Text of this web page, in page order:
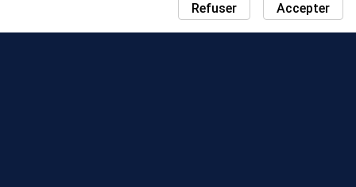
Accepter
Refuser